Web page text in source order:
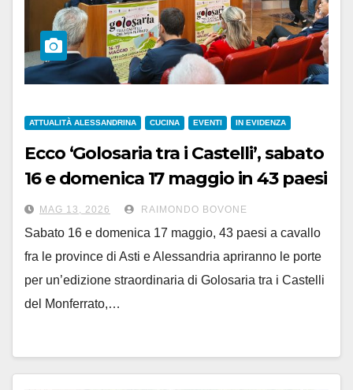
ATTUALITÀ ALESSANDRINA CUCINA EVENTI IN EVIDENZA
Ecco ‘Golosaria tra i Castelli’, sabato
16 e domenica 17 maggio in 43 paesi
del Monferrato
MAG 13, 2026 RAIMONDO BOVONE
Sabato 16 e domenica 17 maggio, 43 paesi a cavallo
fra le province di Asti e Alessandria apriranno le porte
per un’edizione straordinaria di Golosaria tra i Castelli
del Monferrato,…